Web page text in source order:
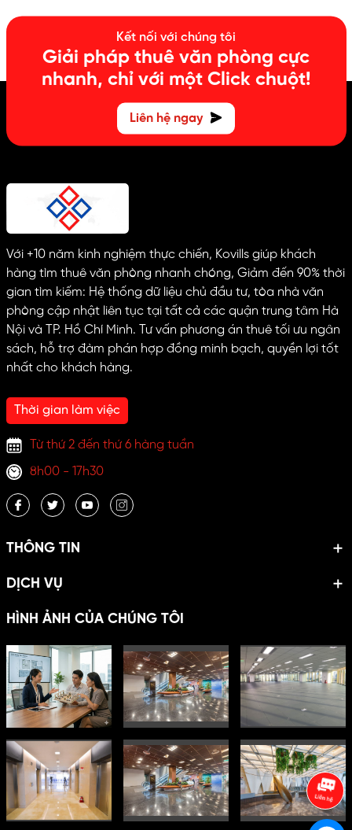
Kết nối với chúng tôi
Giải pháp thuê văn phòng cực
nhanh, chỉ với một Click chuột!
Liên hệ ngay
Với +10 năm kinh nghiệm thực chiến, Kovills giúp khách
hàng tìm thuê văn phòng nhanh chóng, Giảm đến 90% thời
gian tìm kiếm: Hệ thống dữ liệu chủ đầu tư, tòa nhà văn
phòng cập nhật liên tục tại tất cả các quận trung tâm Hà
Nội và TP. Hồ Chí Minh. Tư vấn phương án thuê tối ưu ngân
sách, hỗ trợ đàm phán hợp đồng minh bạch, quyền lợi tốt
nhất cho khách hàng.
Thời gian làm việc
Từ thứ 2 đến thứ 6 hàng tuần
8h00 - 17h30
THÔNG TIN
DỊCH VỤ
HÌNH ẢNH CỦA CHÚNG TÔI